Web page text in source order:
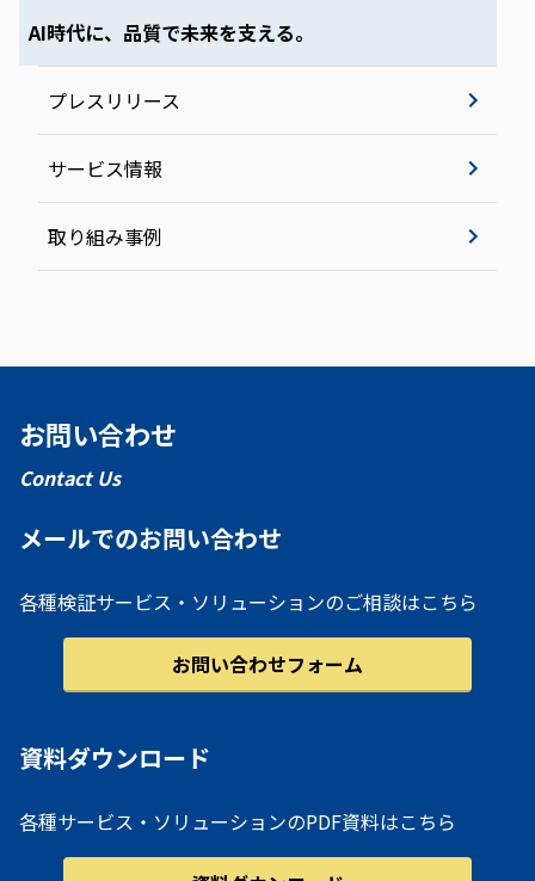
AI時代に、品質で未来を支える。
プレスリリース
サービス情報
取り組み事例
お問い合わせ
Contact Us
メールでのお問い合わせ
各種検証サービス・ソリューションのご相談はこちら
お問い合わせフォーム
資料ダウンロード
各種サービス・ソリューションのPDF資料はこちら